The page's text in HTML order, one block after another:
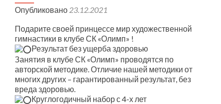
Опубликовано 23.12.2021
Подарите своей принцессе мир художественной
гимнастики в клубе СК «Олимп» !
Результат без ущерба здоровью
Занятия в клубе СК «Олимп» проводятся по
авторской методике. Отличие нашей методики от
многих других – гарантированный результат, без
вреда здоровью.
Круглогодичный набор с 4-х лет